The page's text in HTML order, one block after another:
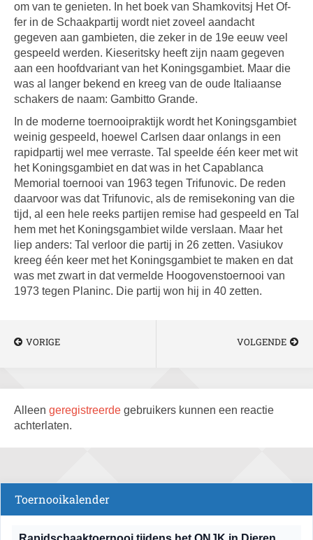
om van te genieten. In het boek van Shamkovitsj Het Of-
fer in de Schaakpartij wordt niet zoveel aandacht
gegeven aan gambieten, die zeker in de 19e eeuw veel
gespeeld werden. Kieseritsky heeft zijn naam gegeven
aan een hoofdvariant van het Koningsgambiet. Maar die
was al langer bekend en kreeg van de oude Italiaanse
schakers de naam: Gambitto Grande.
In de moderne toernooipraktijk wordt het Koningsgambiet
weinig gespeeld, hoewel Carlsen daar onlangs in een
rapidpartij wel mee verraste. Tal speelde één keer met wit
het Koningsgambiet en dat was in het Capablanca
Memorial toernooi van 1963 tegen Trifunovic. De reden
daarvoor was dat Trifunovic, als de remisekoning van die
tijd, al een hele reeks partijen remise had gespeeld en Tal
hem met het Koningsgambiet wilde verslaan. Maar het
liep anders: Tal verloor die partij in 26 zetten. Vasiukov
kreeg één keer met het Koningsgambiet te maken en dat
was met zwart in dat vermelde Hoogovenstoernooi van
1973 tegen Planinc. Die partij won hij in 40 zetten.
VORIGE VOLGENDE
Alleen geregistreerde gebruikers kunnen een reactie
achterlaten.
Toernooikalender